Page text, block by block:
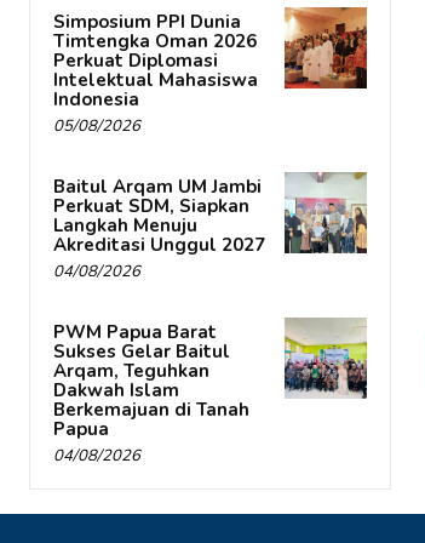
Simposium PPI Dunia
Timtengka Oman 2026
Perkuat Diplomasi
Intelektual Mahasiswa
Indonesia
05/08/2026
Baitul Arqam UM Jambi
Perkuat SDM, Siapkan
Langkah Menuju
Akreditasi Unggul 2027
04/08/2026
PWM Papua Barat
Sukses Gelar Baitul
Arqam, Teguhkan
Dakwah Islam
Berkemajuan di Tanah
Papua
04/08/2026